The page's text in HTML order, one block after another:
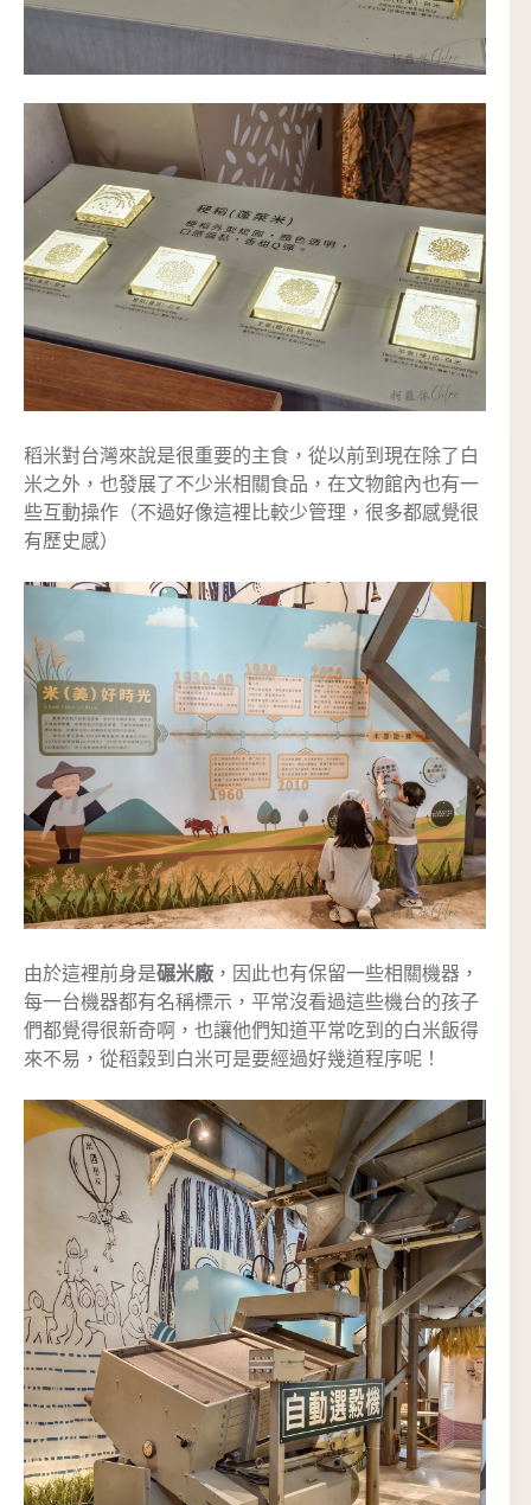
稻米對台灣來說是很重要的主食，從以前到現在除了白
米之外，也發展了不少米相關食品，在文物館內也有一
些互動操作（不過好像這裡比較少管理，很多都感覺很
有歷史感）
由於這裡前身是碾米廠 ，因此也有保留一些相關機器，
每一台機器都有名稱標示，平常沒看過這些機台的孩子
們都覺得很新奇啊，也讓他們知道平常吃到的白米飯得
來不易，從稻穀到白米可是要經過好幾道程序呢！